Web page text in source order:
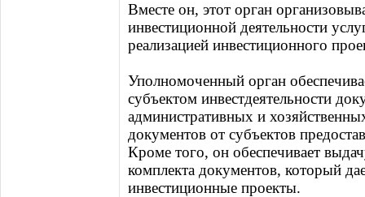
Вместе он, этот орган
инвестиционной деятельности
реализацией инвестиционного
Уполномоченный орган
субъектом инвестдеятельности
административных и
документов от субъектов
Кроме того, он обеспечивает
комплекта документов, который
инвестиционные проекты.